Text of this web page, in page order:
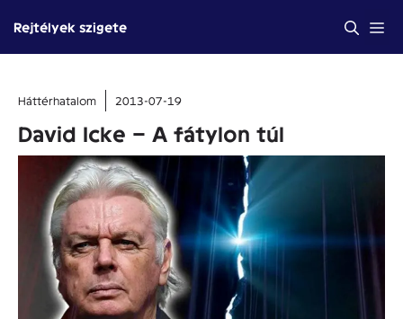
tartalomba
Rejtélyek szigete
Háttérhatalom 2013-07-19
David Icke – A fátylon túl